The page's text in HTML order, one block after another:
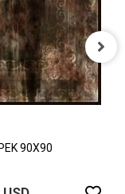
90X90